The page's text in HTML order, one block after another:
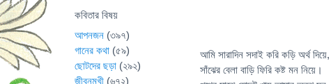
আমি সারাদিন সদাই করি কড়ি অর্থ দিয়ে,
সাঁঝের বেলা বাড়ি ফিরি কষ্ট মন নিয়ে।
কবিতার বিষয়
আপনজন (৩৯৭)
গানের কথা (৫৯)
ছোটদের ছড়া (২৯২)
জীবনমুখী (৬৭২)